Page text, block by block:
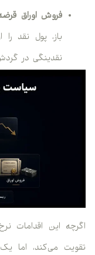
فروش اوراق
باز، پول نقد
نقدینگی در
اگرچه این اقدامات
تقویت می‌کند، اما